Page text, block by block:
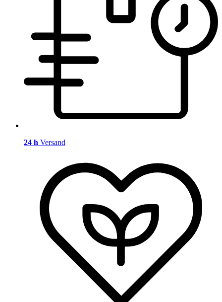
24 h Versand